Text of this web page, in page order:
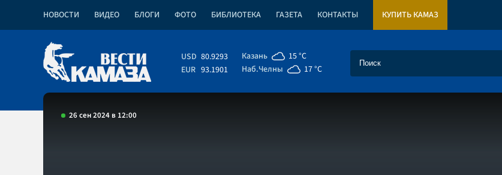
НОВОСТИ ВИДЕО БЛОГИ ФОТО БИБЛИОТЕКА ГАЗЕТА КОНТАКТЫ КУПИТЬ КАМАЗ
USD 80.9293
EUR 93.1901
Казань
15 °C
Наб.Челны
17 °C
26 сен 2024 в 12:00